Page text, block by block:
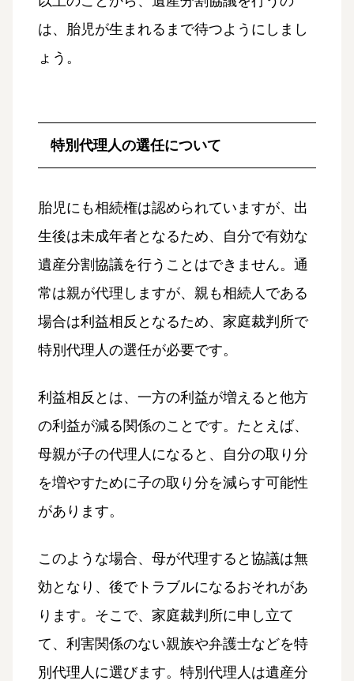
は、胎児が生まれるまで待つようにしまし
ょう。
特別代理人の選任について
胎児にも相続権は認められていますが、出
生後は未成年者となるため、自分で有効な
遺産分割協議を行うことはできません。通
常は親が代理しますが、親も相続人である
場合は利益相反となるため、家庭裁判所で
特別代理人の選任が必要です。
利益相反とは、一方の利益が増えると他方
の利益が減る関係のことです。たとえば、
母親が子の代理人になると、自分の取り分
を増やすために子の取り分を減らす可能性
があります。
このような場合、母が代理すると協議は無
効となり、後でトラブルになるおそれがあ
ります。そこで、家庭裁判所に申し立て
て、利害関係のない親族や弁護士などを特
別代理人に選びます。特別代理人は遺産分